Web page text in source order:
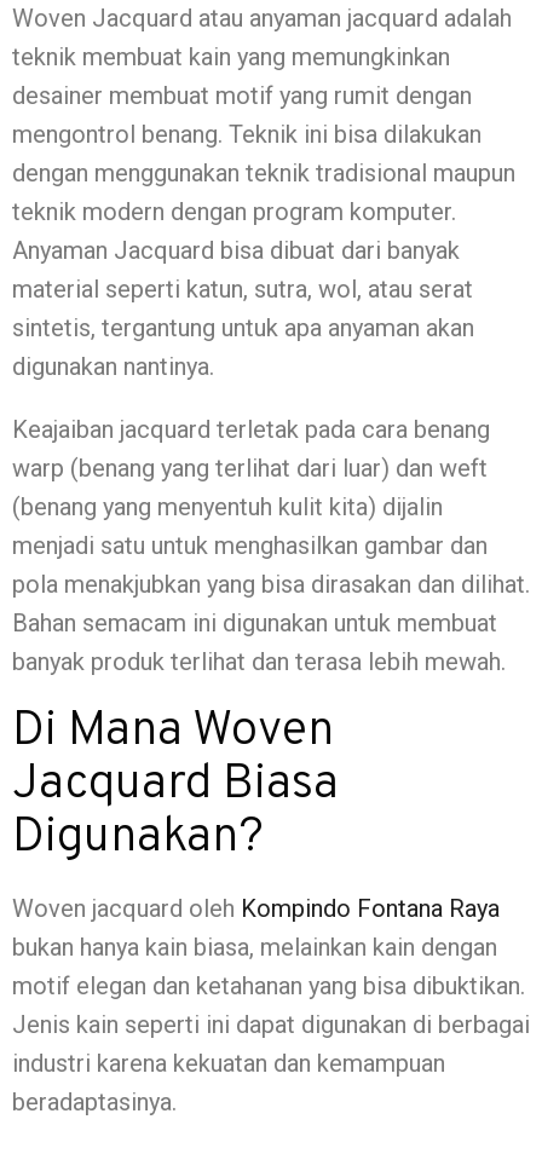
Woven Jacquard atau anyaman jacquard adalah
teknik membuat kain yang memungkinkan
desainer membuat motif yang rumit dengan
mengontrol benang. Teknik ini bisa dilakukan
dengan menggunakan teknik tradisional maupun
teknik modern dengan program komputer.
Anyaman Jacquard bisa dibuat dari banyak
material seperti katun, sutra, wol, atau serat
sintetis, tergantung untuk apa anyaman akan
digunakan nantinya.
Keajaiban jacquard terletak pada cara benang
warp (benang yang terlihat dari luar) dan weft
(benang yang menyentuh kulit kita) dijalin
menjadi satu untuk menghasilkan gambar dan
pola menakjubkan yang bisa dirasakan dan dilihat.
Bahan semacam ini digunakan untuk membuat
banyak produk terlihat dan terasa lebih mewah.
Di Mana Woven
Jacquard Biasa
Digunakan?
Woven jacquard oleh Kompindo Fontana Raya
bukan hanya kain biasa, melainkan kain dengan
motif elegan dan ketahanan yang bisa dibuktikan.
Jenis kain seperti ini dapat digunakan di berbagai
industri karena kekuatan dan kemampuan
beradaptasinya.